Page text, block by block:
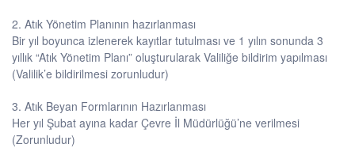
2. Atık Yönetim Planının hazırlanması
Bir yıl boyunca izlenerek kayıtlar tutulması ve 1 yılın sonunda 3
yıllık “Atık Yönetim Planı” oluşturularak Valiliğe bildirim yapılması
(Valilik’e bildirilmesi zorunludur)
3. Atık Beyan Formlarının Hazırlanması
Her yıl Şubat ayına kadar Çevre İl Müdürlüğü’ne verilmesi
(Zorunludur)